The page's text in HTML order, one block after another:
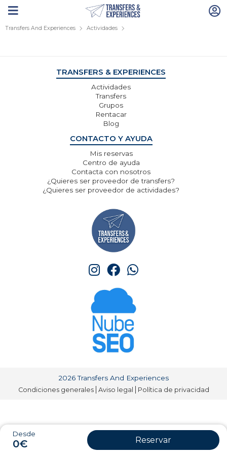
Transfers And Experiences Actividades
Desde
0€ Reservar
TRANSFERS & EXPERIENCES
Actividades
Transfers
Grupos
Rentacar
Blog
CONTACTO Y AYUDA
Mis reservas
Centro de ayuda
Contacta con nosotros
¿Quieres ser proveedor de transfers?
¿Quieres ser proveedor de actividades?
2026 Transfers And Experiences
Condiciones generales Aviso legal Política de privacidad